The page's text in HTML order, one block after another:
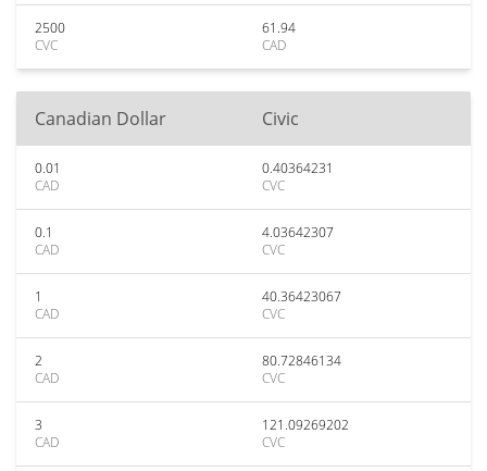
2500
CVC
61.94
CAD
Canadian Dollar Civic
0.01
CAD
0.40364231
CVC
0.1
CAD
4.03642307
CVC
1
CAD
40.36423067
CVC
2
CAD
80.72846134
CVC
3
CAD
121.09269202
CVC